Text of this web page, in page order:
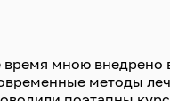
время мною внедрено
методы